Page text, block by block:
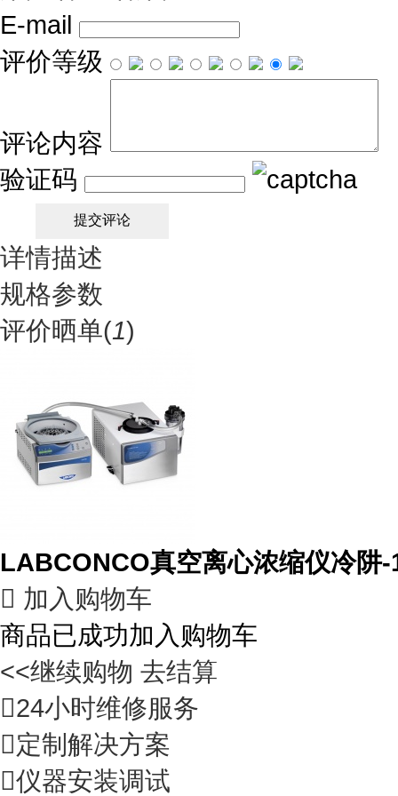
E-mail
评价等级
评论内容
验证码
详情描述
规格参数
评价晒单(1)
LABCONCO真空离心浓缩仪冷阱-
 加入购物车
商品已成功加入购物车
<<继续购物 去结算
24小时维修服务
定制解决方案
仪器安装调试